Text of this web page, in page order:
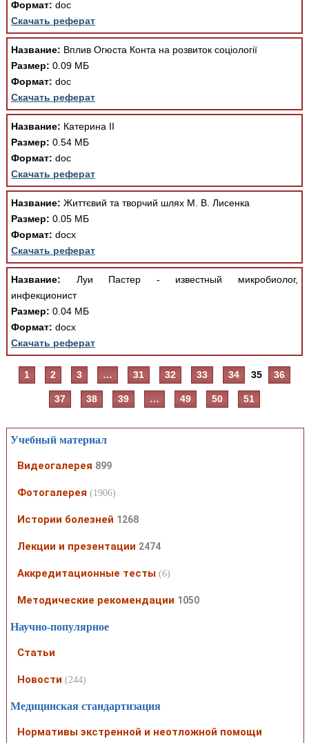
Формат: doc
Скачать реферат
Название: Вплив Огюста Конта на розвиток соціології
Размер: 0.09 МБ
Формат: doc
Скачать реферат
Название: Катерина II
Размер: 0.54 МБ
Формат: doc
Скачать реферат
Название: Життєвий та творчий шлях М. В. Лисенка
Размер: 0.05 МБ
Формат: docx
Скачать реферат
Название: Луи Пастер - известный микробиолог,
инфекционист
Размер: 0.04 МБ
Формат: docx
Скачать реферат
1 2 3 … 31 32 33 34 35 36
37 38 39 … 49 50 51
Учебный материал
Видеогалерея 899
Фотогалерея (1906)
Истории болезней 1268
Лекции и презентации 2474
Аккредитационные тесты (6)
Методические рекомендации 1050
Научно-популярное
Статьи
Новости (244)
Медицинская стандартизация
Нормативы экстренной и неотложной помощи